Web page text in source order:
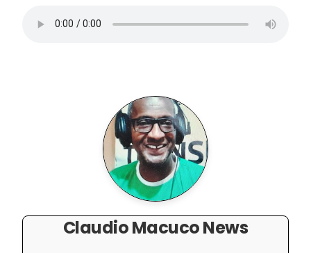
Claudio Macuco News